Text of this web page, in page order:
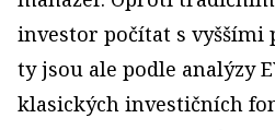
investor počítat s vyššími
ty jsou ale podle analýzy
klasických investičních